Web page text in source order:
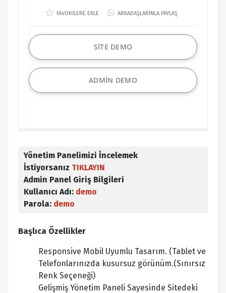
FAVORİLERE EKLE ARKADAŞLARINLA PAYLAŞ
SİTE DEMO
ADMİN DEMO
Yönetim Panelimizi İncelemek
İstiyorsanız TIKLAYIN
Admin Panel Giriş Bilgileri
Kullanıcı Adı: demo
Parola: demo
Başlıca Özellikler
Responsive Mobil Uyumlu Tasarım. (Tablet ve
Telefonlarınızda kusursuz görünüm.(Sınırsız
Renk Seçeneği)
Gelişmiş Yönetim Paneli Sayesinde Sitedeki